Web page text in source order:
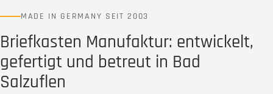
MADE IN GERMANY SEIT 2003
Briefkasten Manufaktur: entwickelt,
gefertigt und betreut in Bad
Salzuflen